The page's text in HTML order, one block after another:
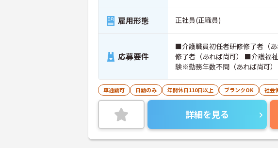
雇用形態 正社員(正職員)
応募要件
■介護職員初任者研修修了者（
修了者（あれば尚可） ■介護福
験※勤務年数不問（あれば尚可）
車通勤可 日勤のみ 年間休日110日以上 ブランクOK 社会
詳細を見る